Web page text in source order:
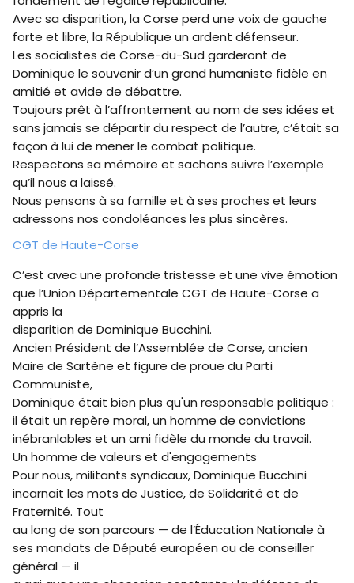
Avec sa disparition, la Corse perd une voix de gauche
forte et libre, la République un ardent défenseur.
Les socialistes de Corse-du-Sud garderont de
Dominique le souvenir d’un grand humaniste fidèle en
amitié et avide de débattre.
Toujours prêt à l’affrontement au nom de ses idées et
sans jamais se départir du respect de l’autre, c’était sa
façon à lui de mener le combat politique.
Respectons sa mémoire et sachons suivre l’exemple
qu’il nous a laissé.
Nous pensons à sa famille et à ses proches et leurs
adressons nos condoléances les plus sincères.
CGT de Haute-Corse
C’est avec une profonde tristesse et une vive émotion
que l’Union Départementale CGT de Haute-Corse a
appris la
disparition de Dominique Bucchini.
Ancien Président de l’Assemblée de Corse, ancien
Maire de Sartène et figure de proue du Parti
Communiste,
Dominique était bien plus qu'un responsable politique :
il était un repère moral, un homme de convictions
inébranlables et un ami fidèle du monde du travail.
Un homme de valeurs et d'engagements
Pour nous, militants syndicaux, Dominique Bucchini
incarnait les mots de Justice, de Solidarité et de
Fraternité. Tout
au long de son parcours — de l’Éducation Nationale à
ses mandats de Député européen ou de conseiller
général — il